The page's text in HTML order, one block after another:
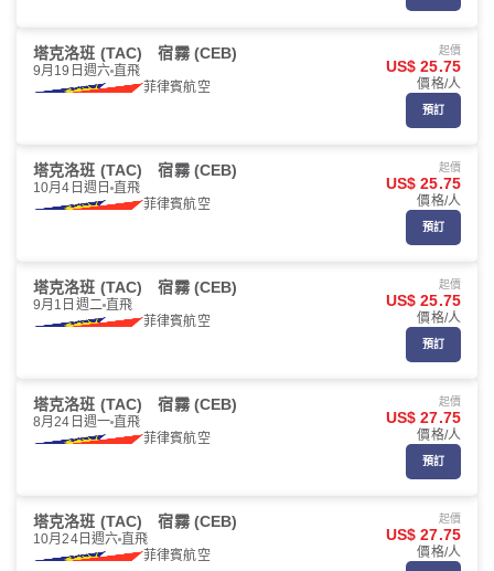
塔克洛班 (TAC) 宿霧 (CEB)
9月19日週六 直飛
菲律賓航空
起價
US$ 25.75
價格/人
預訂
塔克洛班 (TAC) 宿霧 (CEB)
10月4日週日 直飛
菲律賓航空
起價
US$ 25.75
價格/人
預訂
塔克洛班 (TAC) 宿霧 (CEB)
9月1日週二 直飛
菲律賓航空
起價
US$ 25.75
價格/人
預訂
塔克洛班 (TAC) 宿霧 (CEB)
8月24日週一 直飛
菲律賓航空
起價
US$ 27.75
價格/人
預訂
塔克洛班 (TAC) 宿霧 (CEB)
10月24日週六 直飛
菲律賓航空
起價
US$ 27.75
價格/人